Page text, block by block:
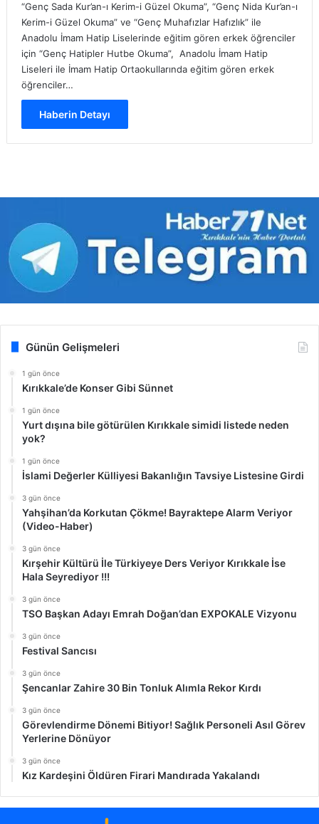
“Genç Sada Kur’an-ı Kerim-i Güzel Okuma”, “Genç Nida Kur’an-ı
Kerim-i Güzel Okuma” ve “Genç Muhafızlar Hafızlık” ile
Anadolu İmam Hatip Liselerinde eğitim gören erkek öğrenciler
için “Genç Hatipler Hutbe Okuma”, Anadolu İmam Hatip
Liseleri ile İmam Hatip Ortaokullarında eğitim gören erkek
öğrenciler…
Haberin Detayı
Günün Gelişmeleri
1 gün önce
Kırıkkale’de Konser Gibi Sünnet
1 gün önce
Yurt dışına bile götürülen Kırıkkale simidi listede neden
yok?
1 gün önce
İslami Değerler Külliyesi Bakanlığın Tavsiye Listesine Girdi
3 gün önce
Yahşihan’da Korkutan Çökme! Bayraktepe Alarm Veriyor
(Video-Haber)
3 gün önce
Kırşehir Kültürü İle Türkiyeye Ders Veriyor Kırıkkale İse
Hala Seyrediyor !!!
3 gün önce
TSO Başkan Adayı Emrah Doğan’dan EXPOKALE Vizyonu
3 gün önce
Festival Sancısı
3 gün önce
Şencanlar Zahire 30 Bin Tonluk Alımla Rekor Kırdı
3 gün önce
Görevlendirme Dönemi Bitiyor! Sağlık Personeli Asıl Görev
Yerlerine Dönüyor
3 gün önce
Kız Kardeşini Öldüren Firari Mandırada Yakalandı